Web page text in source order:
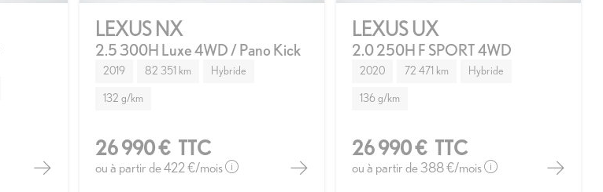
LEXUS NX
2.5 300H Luxe 4WD / Pano Kick
2019 82 351 km Hybride
132 g/km
26 990 € TTC
ou à partir de422 €/mois
LEXUS UX
2.0 250H F SPORT 4WD
2020 72 471 km Hybride
136 g/km
26 990 € TTC
ou à partir de388 €/mois